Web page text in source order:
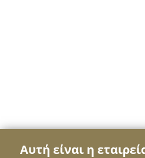
Αυτή είναι η